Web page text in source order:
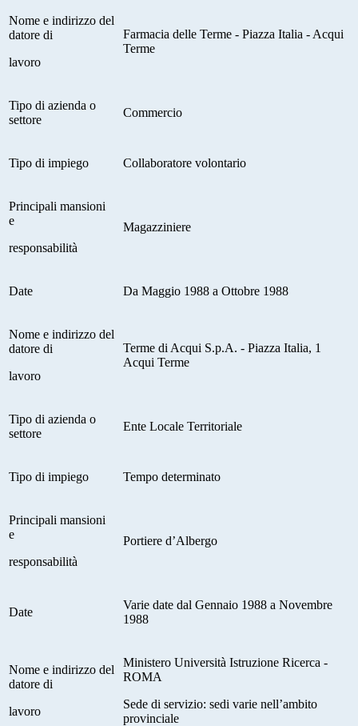
Nome e indirizzo del
datore di
lavoro
Farmacia delle Terme - Piazza Italia - Acqui
Terme
Tipo di azienda o
settore
Commercio
Tipo di impiego Collaboratore volontario
Principali mansioni
e
responsabilità
Magazziniere
Date Da Maggio 1988 a Ottobre 1988
Nome e indirizzo del
datore di
lavoro
Terme di Acqui S.p.A. - Piazza Italia, 1
Acqui Terme
Tipo di azienda o
settore
Ente Locale Territoriale
Tipo di impiego Tempo determinato
Principali mansioni
e
responsabilità
Portiere d’Albergo
Date
Varie date dal Gennaio 1988 a Novembre
1988
Nome e indirizzo del
datore di
lavoro
Ministero Università Istruzione Ricerca -
ROMA
Sede di servizio: sedi varie nell’ambito
provinciale